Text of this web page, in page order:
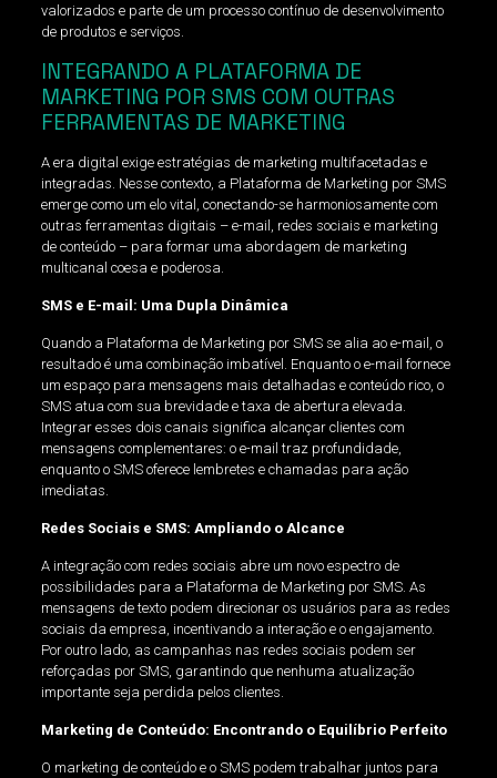
valorizados e parte de um processo contínuo de desenvolvimento
de produtos e serviços.
INTEGRANDO A PLATAFORMA DE
MARKETING POR SMS COM OUTRAS
FERRAMENTAS DE MARKETING
A era digital exige estratégias de marketing multifacetadas e
integradas. Nesse contexto, a Plataforma de Marketing por SMS
emerge como um elo vital, conectando-se harmoniosamente com
outras ferramentas digitais – e-mail, redes sociais e marketing
de conteúdo – para formar uma abordagem de marketing
multicanal coesa e poderosa.
SMS e E-mail: Uma Dupla Dinâmica
Quando a Plataforma de Marketing por SMS se alia ao e-mail, o
resultado é uma combinação imbatível. Enquanto o e-mail fornece
um espaço para mensagens mais detalhadas e conteúdo rico, o
SMS atua com sua brevidade e taxa de abertura elevada.
Integrar esses dois canais significa alcançar clientes com
mensagens complementares: o e-mail traz profundidade,
enquanto o SMS oferece lembretes e chamadas para ação
imediatas.
Redes Sociais e SMS: Ampliando o Alcance
A integração com redes sociais abre um novo espectro de
possibilidades para a Plataforma de Marketing por SMS. As
mensagens de texto podem direcionar os usuários para as redes
sociais da empresa, incentivando a interação e o engajamento.
Por outro lado, as campanhas nas redes sociais podem ser
reforçadas por SMS, garantindo que nenhuma atualização
importante seja perdida pelos clientes.
Marketing de Conteúdo: Encontrando o Equilíbrio Perfeito
O marketing de conteúdo e o SMS podem trabalhar juntos para